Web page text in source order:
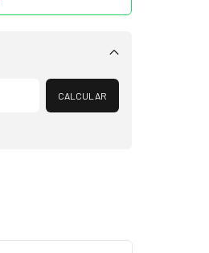
Alterar CEP
CALCULAR